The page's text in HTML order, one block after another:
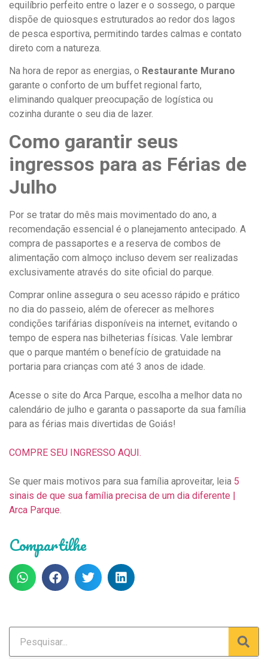
equilíbrio perfeito entre o lazer e o sossego, o parque
dispõe de quiosques estruturados ao redor dos lagos
de pesca esportiva, permitindo tardes calmas e contato
direto com a natureza.
Na hora de repor as energias, o Restaurante Murano
garante o conforto de um buffet regional farto,
eliminando qualquer preocupação de logística ou
cozinha durante o seu dia de lazer.
Como garantir seus
ingressos para as Férias de
Julho
Por se tratar do mês mais movimentado do ano, a
recomendação essencial é o planejamento antecipado. A
compra de passaportes e a reserva de combos de
alimentação com almoço incluso devem ser realizadas
exclusivamente através do site oficial do parque.
Comprar online assegura o seu acesso rápido e prático
no dia do passeio, além de oferecer as melhores
condições tarifárias disponíveis na internet, evitando o
tempo de espera nas bilheterias físicas. Vale lembrar
que o parque mantém o benefício de gratuidade na
portaria para crianças com até 3 anos de idade.
Acesse o site do Arca Parque, escolha a melhor data no
calendário de julho e garanta o passaporte da sua família
para as férias mais divertidas de Goiás!
COMPRE SEU INGRESSO AQUI.
Se quer mais motivos para sua família aproveitar, leia 5
sinais de que sua família precisa de um dia diferente |
Arca Parque.
Compartilhe